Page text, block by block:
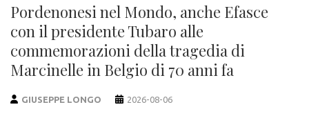
Pordenonesi nel Mondo, anche Efasce
con il presidente Tubaro alle
commemorazioni della tragedia di
Marcinelle in Belgio di 70 anni fa
GIUSEPPE LONGO 2026-08-06